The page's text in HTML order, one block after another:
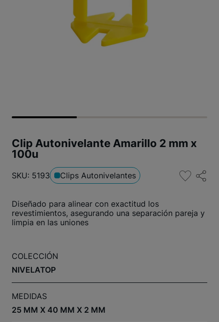
Clip Autonivelante Amarillo 2 mm x
100u
SKU: 5193 Clips Autonivelantes
Diseñado para alinear con exactitud los
revestimientos, asegurando una separación pareja y
limpia en las uniones
COLECCIÓN
NIVELATOP
MEDIDAS
25 MM X 40 MM X 2 MM